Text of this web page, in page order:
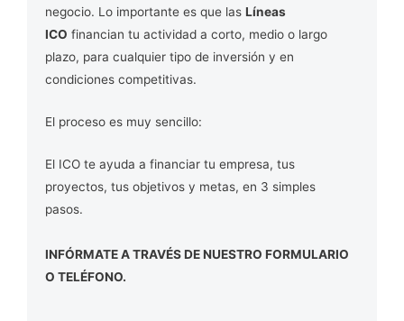
negocio. Lo importante es que las Líneas
ICO financian tu actividad a corto, medio o largo
plazo, para cualquier tipo de inversión y en
condiciones competitivas.
El proceso es muy sencillo:
El ICO te ayuda a financiar tu empresa, tus
proyectos, tus objetivos y metas, en 3 simples
pasos.
INFÓRMATE A TRAVÉS DE NUESTRO FORMULARIO
O TELÉFONO.